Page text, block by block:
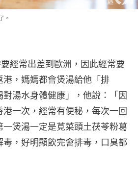
。
經常出差到歐洲，因此經常要
港，媽媽都會煲湯給他「排
湯水身體健康」，他說：「因
一次，經常有便秘，每次一回
煲湯一定是莧菜頭土茯苓粉葛
毒，好明顯飲完會排毒，口臭都